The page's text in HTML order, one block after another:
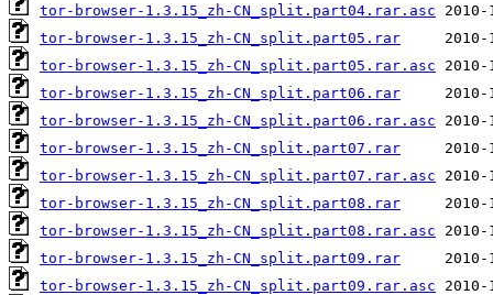
tor-browser-1.3.15_zh-CN_split.part04.rar.asc
tor-browser-1.3.15_zh-CN_split.part05.rar
tor-browser-1.3.15_zh-CN_split.part05.rar.asc
tor-browser-1.3.15_zh-CN_split.part06.rar
tor-browser-1.3.15_zh-CN_split.part06.rar.asc
tor-browser-1.3.15_zh-CN_split.part07.rar
tor-browser-1.3.15_zh-CN_split.part07.rar.asc
tor-browser-1.3.15_zh-CN_split.part08.rar
tor-browser-1.3.15_zh-CN_split.part08.rar.asc
tor-browser-1.3.15_zh-CN_split.part09.rar
tor-browser-1.3.15_zh-CN_split.part09.rar.asc